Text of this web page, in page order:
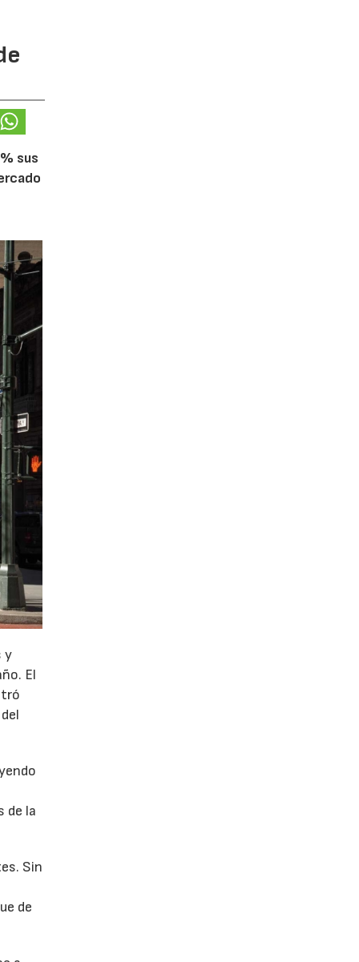
sus
y
El
de la
Sin
de